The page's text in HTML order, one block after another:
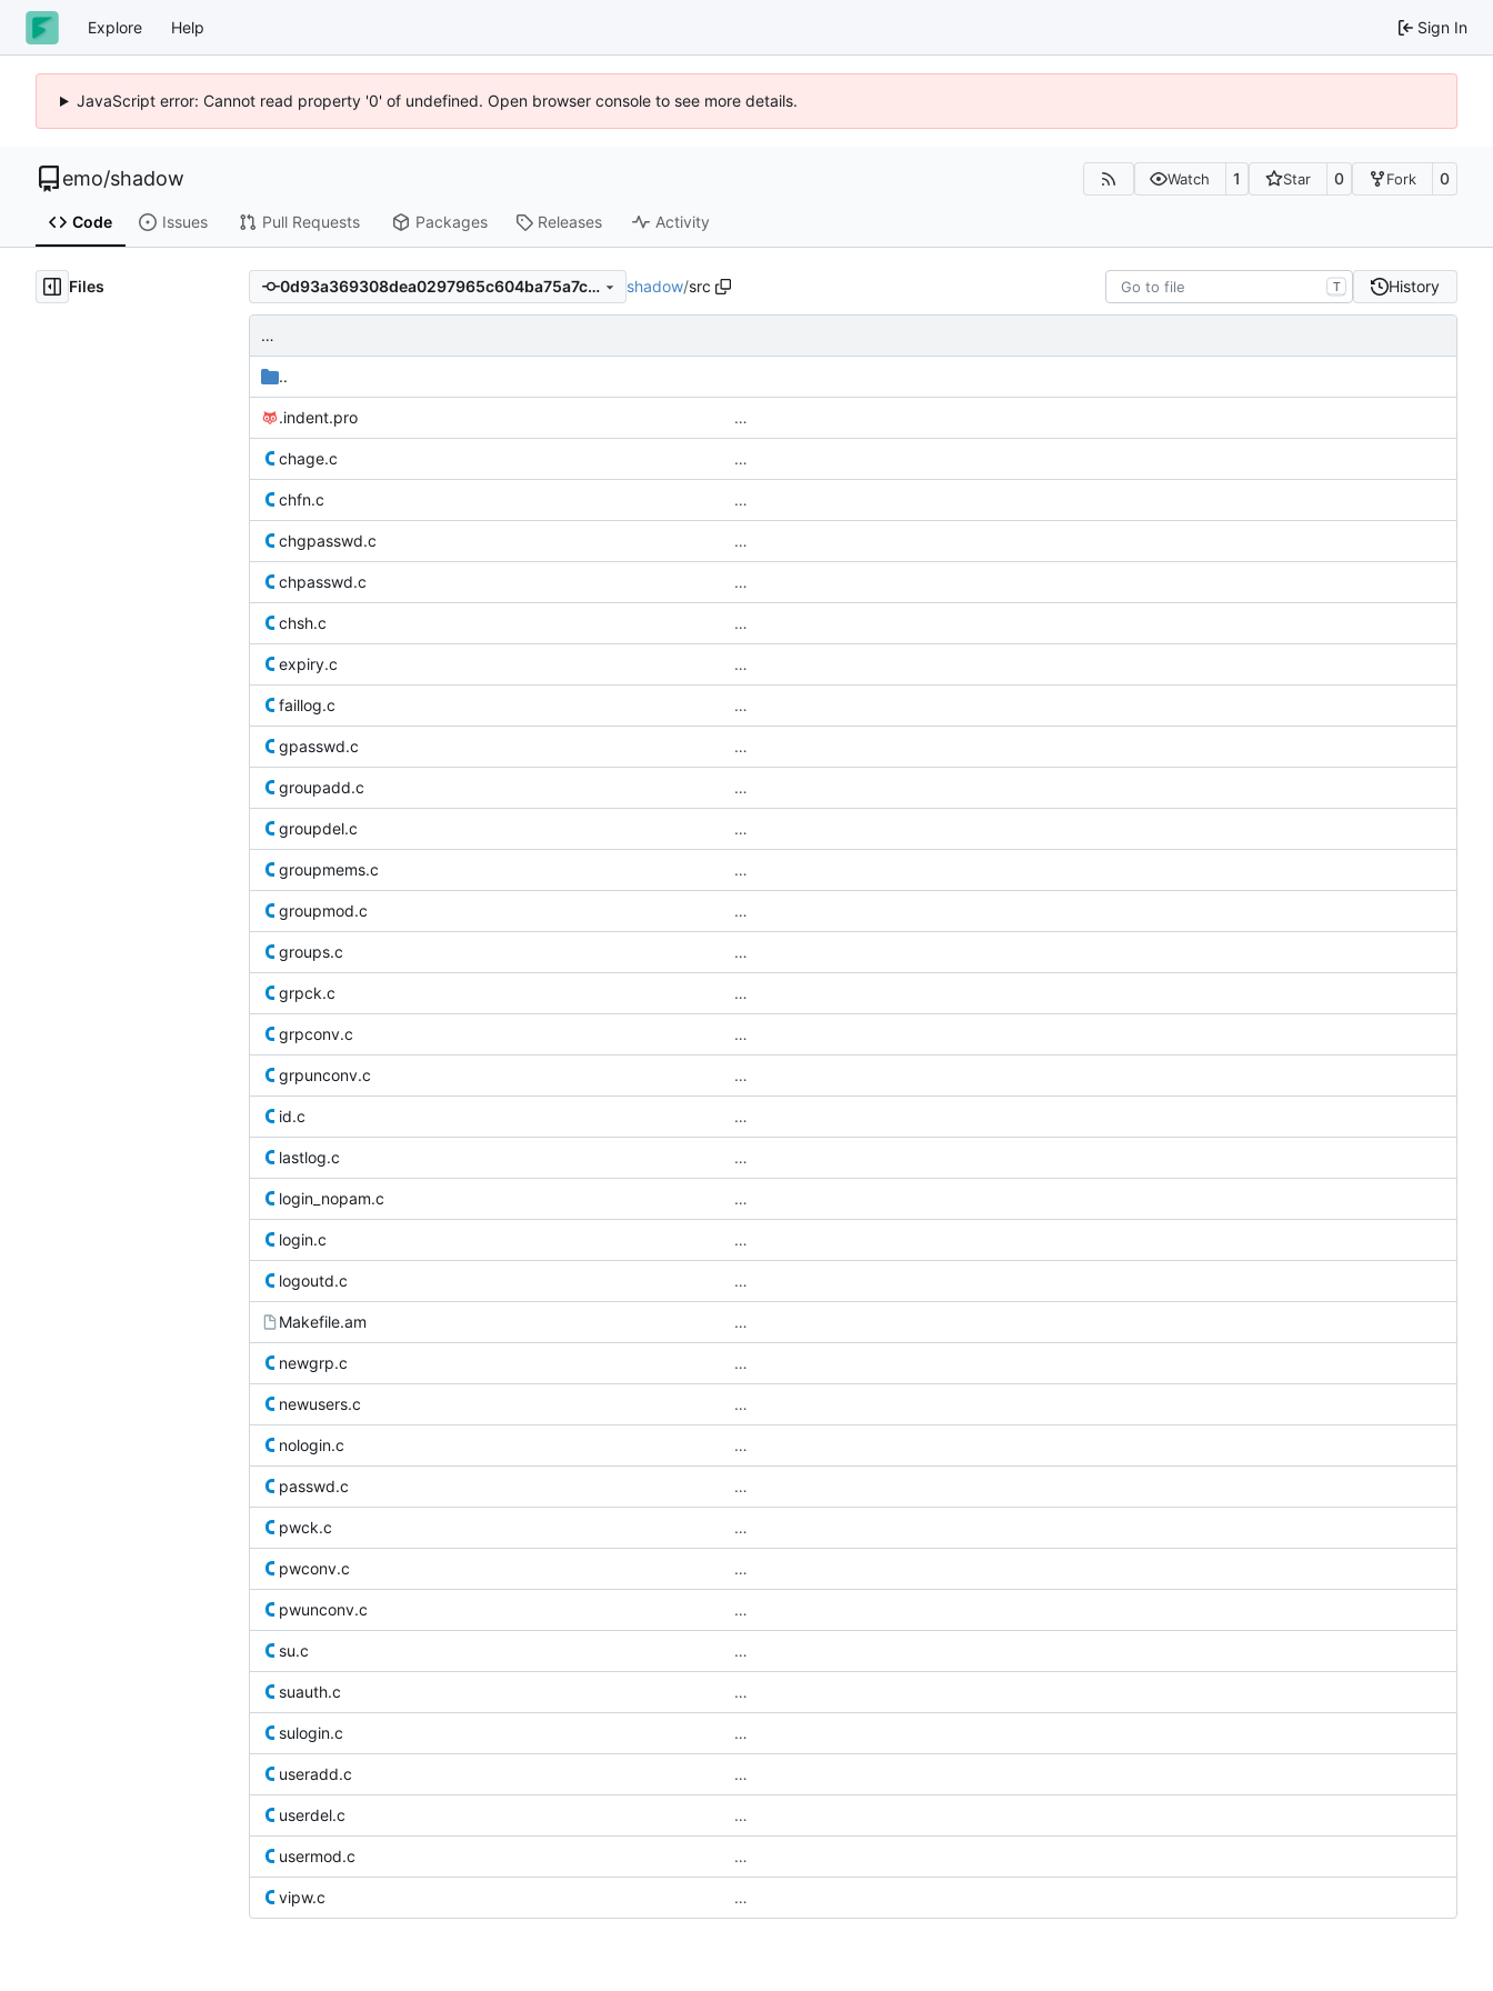
Explore Help Sign In
JavaScript error: Cannot read property '0' of undefined. Open browser console to see more details.
emo/shadow Watch 1 Star 0 Fork 0
Code Issues Pull Requests Packages Releases Activity
Files 0d93a369308dea0297965c604ba75a7ce76c48ed shadow/src T History
…
..
.indent.pro …
chage.c …
chfn.c …
chgpasswd.c …
chpasswd.c …
chsh.c …
expiry.c …
faillog.c …
gpasswd.c …
groupadd.c …
groupdel.c …
groupmems.c …
groupmod.c …
groups.c …
grpck.c …
grpconv.c …
grpunconv.c …
id.c …
lastlog.c …
login_nopam.c …
login.c …
logoutd.c …
Makefile.am …
newgrp.c …
newusers.c …
nologin.c …
passwd.c …
pwck.c …
pwconv.c …
pwunconv.c …
su.c …
suauth.c …
sulogin.c …
useradd.c …
userdel.c …
usermod.c …
vipw.c …